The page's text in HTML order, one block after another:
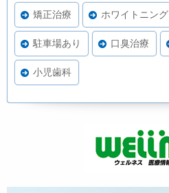
矯正治療 ホワイトニング
駐車場あり 口臭治療
小児歯科